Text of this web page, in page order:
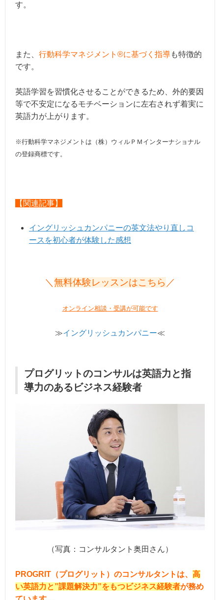
す。
また、 行動科学マネジメント®に基づく指導も特徴的
です。
英語学習を習慣化させることができるため、外的要因
等で不安定になるモチベーションに左右されず着実に
英語力が上がります。
※行動科学マネジメントは（株）ウィルＰＭインターナショナル
の登録商標です。
【関連記事】
イングリッシュカンパニーの英文法やり直しコ
ースを初心者が体験した感想
＼ 無料体験レッスンはこちら ／
オンライン相談・受講が可能です
≫イングリッシュカンパニー≪
プログリットのコンサルは英語力と指
導力のあるビジネス経験者
（写真：コンサルタント奥田さん）
PROGRIT（プログリット）のコンサルタントは、 高
い英語力と”課題解決力”をもつビジネス経験者が務め